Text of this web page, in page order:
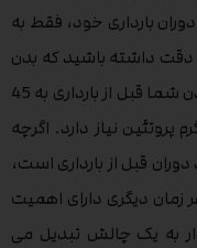
بارداری خود، فقط به
دقت داشته باشید که بدن
شما باید پروتئین زیادی را دریافت کند. بدن شما قبل از بارداری به 45
پروتئین نیاز داشت، اما اکنون به 70 گرم پروتئین نیاز دارد. اگرچه
دوران قبل از بارداری است،
زمان دیگری دارای اهمیت
به یک چالش تبدیل می